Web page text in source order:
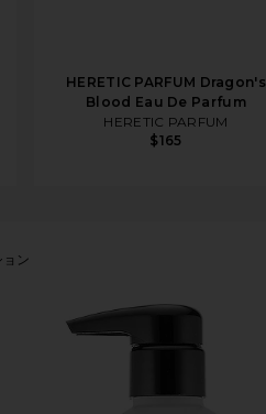
HERETIC PARFUM Dragon's
Blood Eau De Parfum
HERETIC PARFUM
$165
ン